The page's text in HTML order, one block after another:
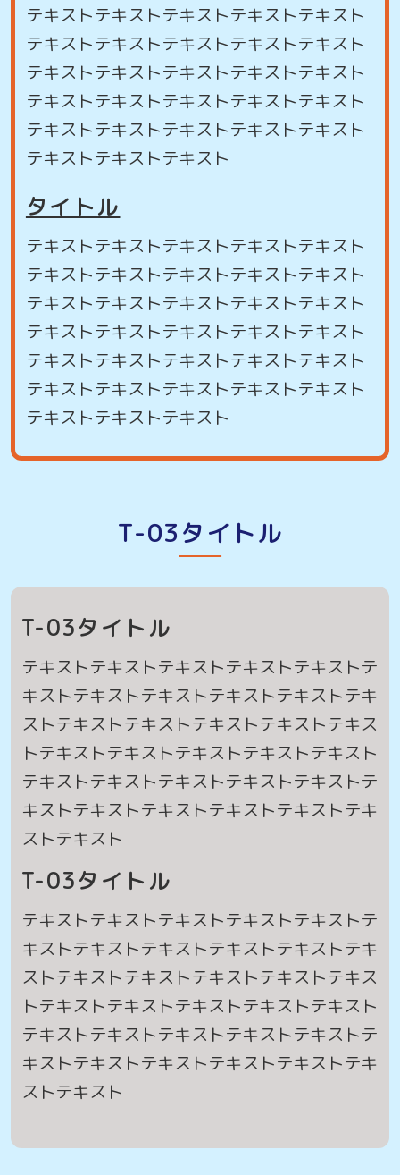
テキストテキストテキストテキストテキスト
テキストテキストテキストテキストテキスト
テキストテキストテキストテキストテキスト
テキストテキストテキストテキストテキスト
テキストテキストテキストテキストテキスト
テキストテキストテキスト
タイトル
テキストテキストテキストテキストテキスト
テキストテキストテキストテキストテキスト
テキストテキストテキストテキストテキスト
テキストテキストテキストテキストテキスト
テキストテキストテキストテキストテキスト
テキストテキストテキストテキストテキスト
テキストテキストテキスト
T-03タイトル
T-03タイトル
テキストテキストテキストテキストテキストテ
キストテキストテキストテキストテキストテキ
ストテキストテキストテキストテキストテキス
トテキストテキストテキストテキストテキスト
テキストテキストテキストテキストテキストテ
キストテキストテキストテキストテキストテキ
ストテキスト
T-03タイトル
テキストテキストテキストテキストテキストテ
キストテキストテキストテキストテキストテキ
ストテキストテキストテキストテキストテキス
トテキストテキストテキストテキストテキスト
テキストテキストテキストテキストテキストテ
キストテキストテキストテキストテキストテキ
ストテキスト